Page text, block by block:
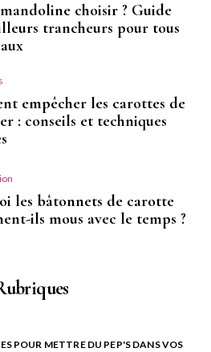
choisir ? Guide
trancheurs pour tous
empêcher les carottes de
: conseils et techniques
les bâtonnets de carotte
ils mous avec le temps ?
POUR METTRE DU PEP'S DANS VOS